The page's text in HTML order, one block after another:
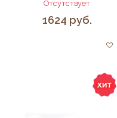
Отсутствует
1624 руб.